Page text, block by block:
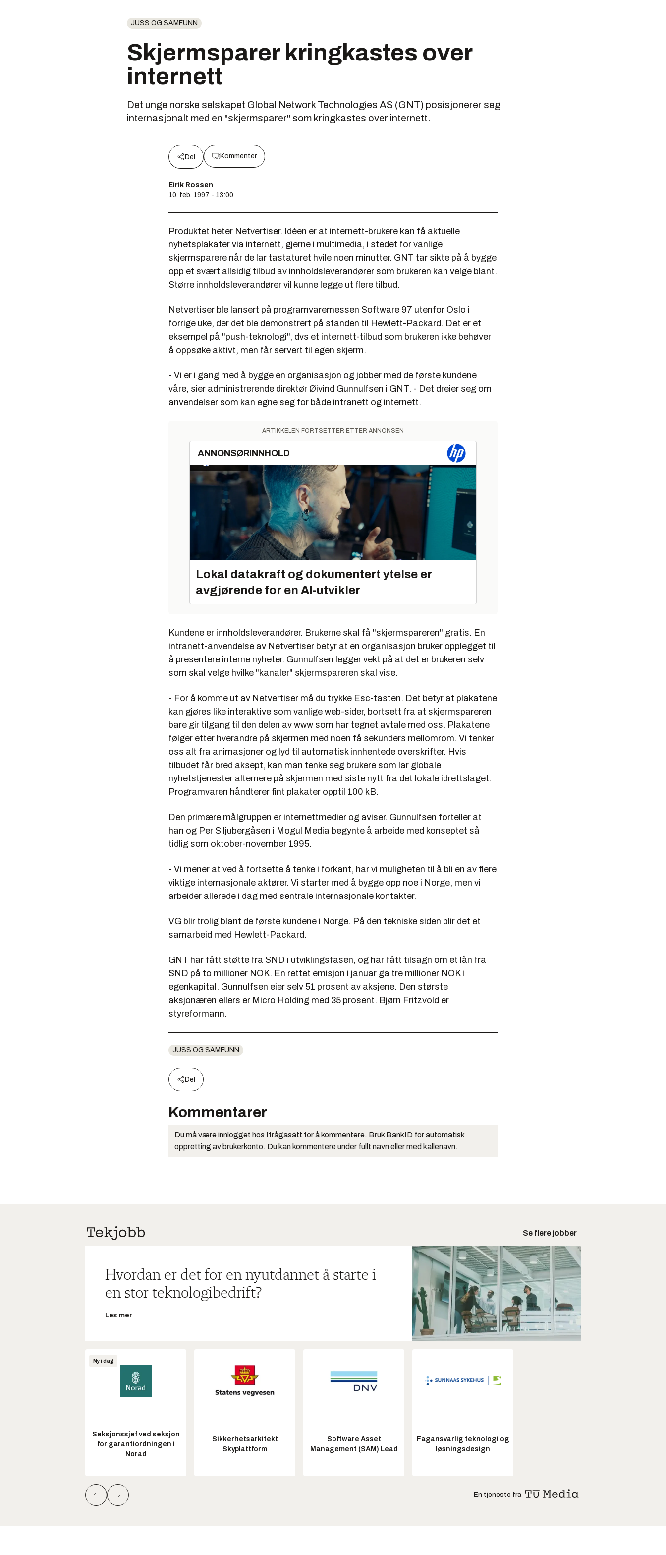
JUSS OG SAMFUNN
Skjermsparer kringkastes over
internett
Det unge norske selskapet Global Network Technologies AS (GNT) posisjonerer seg
internasjonalt med en "skjermsparer" som kringkastes over internett.
Del Kommenter
Eirik Rossen
10. feb. 1997 - 13:00
Produktet heter Netvertiser. Idéen er at internett-brukere kan få aktuelle
nyhetsplakater via internett, gjerne i multimedia, i stedet for vanlige
skjermsparere når de lar tastaturet hvile noen minutter. GNT tar sikte på å bygge
opp et svært allsidig tilbud av innholdsleverandører som brukeren kan velge blant.
Større innholdsleverandører vil kunne legge ut flere tilbud.
Netvertiser ble lansert på programvaremessen Software 97 utenfor Oslo i
forrige uke, der det ble demonstrert på standen til Hewlett-Packard. Det er et
eksempel på "push-teknologi", dvs et internett-tilbud som brukeren ikke behøver
å oppsøke aktivt, men får servert til egen skjerm.
- Vi er i gang med å bygge en organisasjon og jobber med de første kundene
våre, sier administrerende direktør Øivind Gunnulfsen i GNT. - Det dreier seg om
anvendelser som kan egne seg for både intranett og internett.
ARTIKKELEN FORTSETTER ETTER ANNONSEN
ANNONSØRINNHOLD
Lokal datakraft og dokumentert ytelse er
avgjørende for en AI-utvikler
Kundene er innholdsleverandører. Brukerne skal få "skjermspareren" gratis. En
intranett-anvendelse av Netvertiser betyr at en organisasjon bruker opplegget til
å presentere interne nyheter. Gunnulfsen legger vekt på at det er brukeren selv
som skal velge hvilke "kanaler" skjermspareren skal vise.
- For å komme ut av Netvertiser må du trykke Esc-tasten. Det betyr at plakatene
kan gjøres like interaktive som vanlige web-sider, bortsett fra at skjermspareren
bare gir tilgang til den delen av www som har tegnet avtale med oss. Plakatene
følger etter hverandre på skjermen med noen få sekunders mellomrom. Vi tenker
oss alt fra animasjoner og lyd til automatisk innhentede overskrifter. Hvis
tilbudet får bred aksept, kan man tenke seg brukere som lar globale
nyhetstjenester alternere på skjermen med siste nytt fra det lokale idrettslaget.
Programvaren håndterer fint plakater opptil 100 kB.
Den primære målgruppen er internettmedier og aviser. Gunnulfsen forteller at
han og Per Siljubergåsen i Mogul Media begynte å arbeide med konseptet så
tidlig som oktober-november 1995.
- Vi mener at ved å fortsette å tenke i forkant, har vi muligheten til å bli en av flere
viktige internasjonale aktører. Vi starter med å bygge opp noe i Norge, men vi
arbeider allerede i dag med sentrale internasjonale kontakter.
VG blir trolig blant de første kundene i Norge. På den tekniske siden blir det et
samarbeid med Hewlett-Packard.
GNT har fått støtte fra SND i utviklingsfasen, og har fått tilsagn om et lån fra
SND på to millioner NOK. En rettet emisjon i januar ga tre millioner NOK i
egenkapital. Gunnulfsen eier selv 51 prosent av aksjene. Den største
aksjonæren ellers er Micro Holding med 35 prosent. Bjørn Fritzvold er
styreformann.
JUSS OG SAMFUNN
Del
Kommentarer
Du må være innlogget hos Ifrågasätt for å kommentere. Bruk BankID for automatisk
oppretting av brukerkonto. Du kan kommentere under fullt navn eller med kallenavn.
Se flere jobber
Hvordan er det for en nyutdannet å starte i
en stor teknologibedrift?
Les mer
Ny i dag
Seksjonssjef ved seksjon
for garantiordningen i
Norad
Sikkerhetsarkitekt
Skyplattform
Software Asset
Management (SAM) Lead
Fagansvarlig teknologi og
løsningsdesign
En tjeneste fra